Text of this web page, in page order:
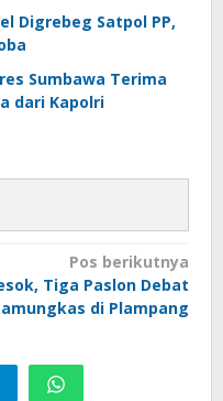
Digrebeg Satpol PP,
Sumbawa Terima
dari Kapolri
Pos berikutnya
Tiga Paslon Debat
di Plampang